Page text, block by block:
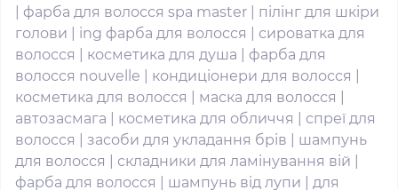
фарба для волосся spa master
пілінг для шкіри
голови
ing фарба для волосся
сироватка для
волосся
косметика для душа
фарба для
волосся nouvelle
кондиціонери для волосся
косметика для волосся
маска для волосся
автозасмага
косметика для обличчя
спреї для
волосся
засоби для укладання брів
шампунь
для волосся
складники для ламінування вій
фарба для волосся
шампунь від лупи
для